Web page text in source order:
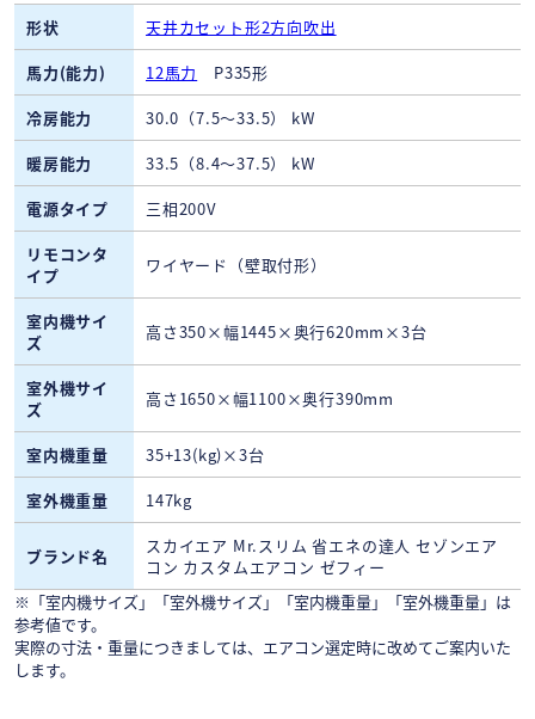
形状
天井カセット形2方向吹出
馬力(能力)
12馬力
P335形
冷房能力
30.0（7.5～33.5） kW
暖房能力
33.5（8.4～37.5） kW
電源タイプ
三相200V
リモコンタ
イプ
ワイヤード（壁取付形）
室内機サイ
ズ
高さ350×幅1445×奥行620mm×3台
室外機サイ
ズ
高さ1650×幅1100×奥行390mm
室内機重量
35+13(kg)×3台
室外機重量
147kg
ブランド名
スカイエア Mr.スリム 省エネの達人 セゾンエア
コン カスタムエアコン ゼフィー
※「室内機サイズ」「室外機サイズ」「室内機重量」「室外機重量」は
参考値です。
実際の寸法・重量につきましては、エアコン選定時に改めてご案内いた
します。